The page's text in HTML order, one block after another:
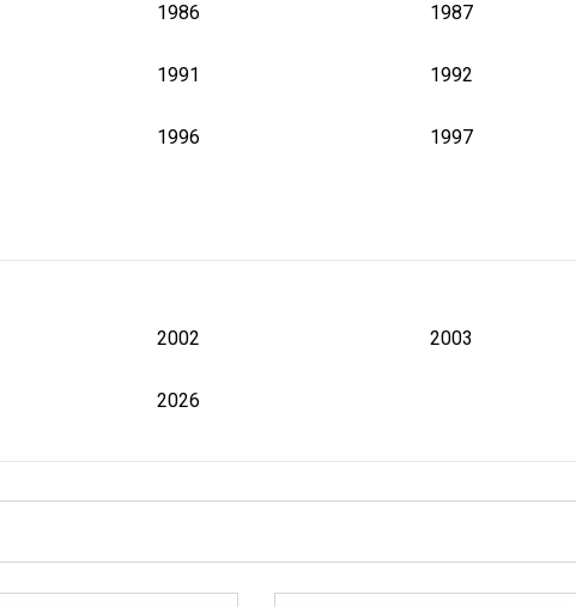
1986 1987
1991 1992
1996 1997
2002 2003
2026